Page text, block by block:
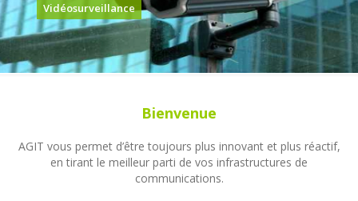
Vidéosurveillance
Bienvenue
AGIT vous permet d’être toujours plus innovant et plus réactif,
en tirant le meilleur parti de vos infrastructures de
communications.